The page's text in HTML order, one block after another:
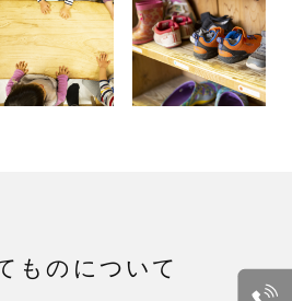
ものについて